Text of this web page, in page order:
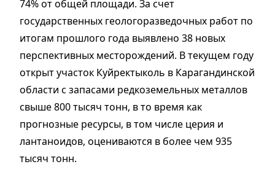
74% от общей площади. За счет
государственных геологоразведочных работ по
итогам прошлого года выявлено 38 новых
перспективных месторождений. В текущем году
открыт участок Куйректыколь в Карагандинской
области с запасами редкоземельных металлов
свыше 800 тысяч тонн, в то время как
прогнозные ресурсы, в том числе церия и
лантаноидов, оцениваются в более чем 935
тысяч тонн.